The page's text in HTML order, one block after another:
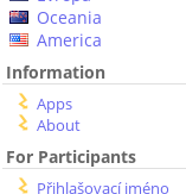
Oceania
America
Information
Apps
About
For Participants
Přihlašovací jméno